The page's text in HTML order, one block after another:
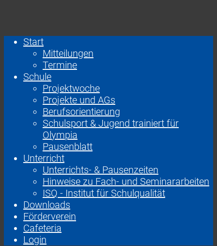
Start
Mitteilungen
Termine
Schule
Projektwoche
Projekte und AGs
Berufsorientierung
Schulsport & Jugend trainiert für
Olympia
Pausenblatt
Unterricht
Unterrichts- & Pausenzeiten
Hinweise zu Fach- und Seminararbeiten
ISQ - Institut für Schulqualität
Downloads
Förderverein
Cafeteria
Login